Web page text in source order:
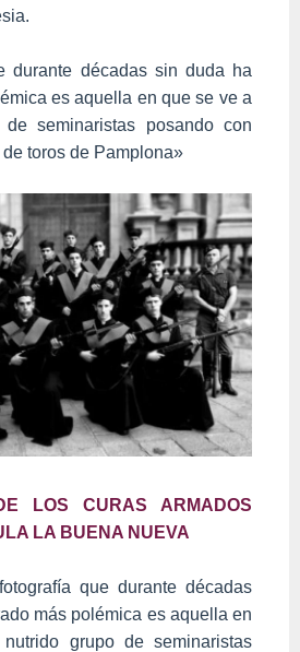
durante décadas sin duda ha
es aquella en que se ve a
seminaristas posando con
toros de Pamplona»
LOS CURAS ARMADOS
LA BUENA NUEVA
que durante décadas
más polémica es aquella en
grupo de seminaristas